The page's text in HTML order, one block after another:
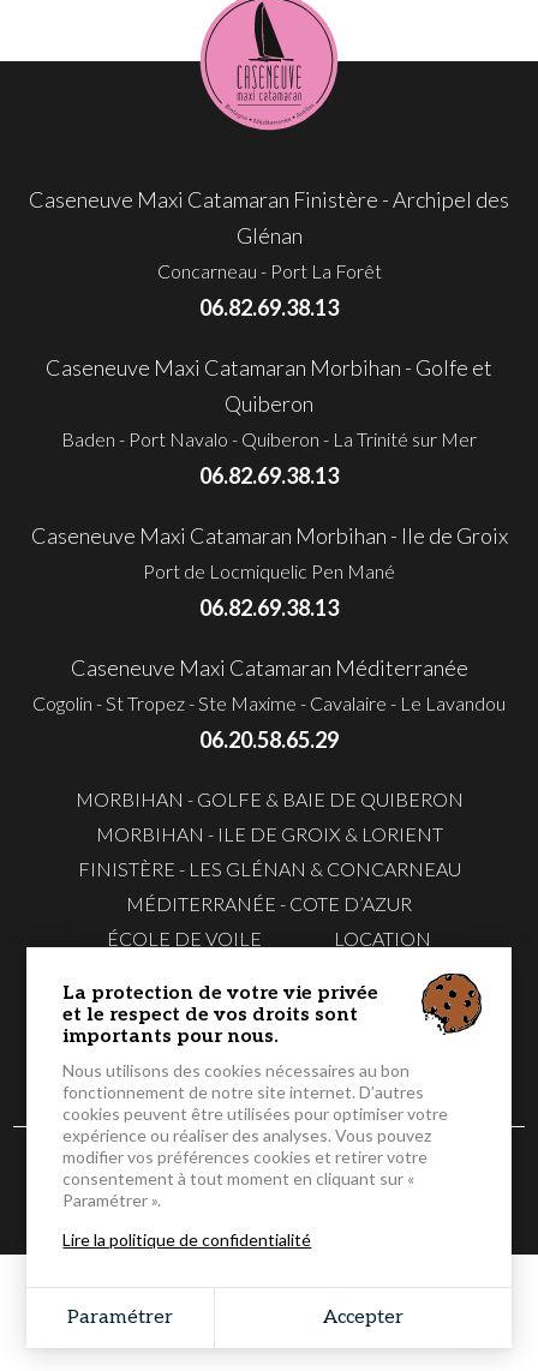
Caseneuve Maxi Catamaran Finistère - Archipel des
Glénan
Concarneau - Port La Forêt
06.82.69.38.13
Caseneuve Maxi Catamaran Morbihan - Golfe et
Quiberon
Baden - Port Navalo - Quiberon - La Trinité sur Mer
06.82.69.38.13
Caseneuve Maxi Catamaran Morbihan - Ile de Groix
Port de Locmiquelic Pen Mané
06.82.69.38.13
Caseneuve Maxi Catamaran Méditerranée
Cogolin - St Tropez - Ste Maxime - Cavalaire - Le Lavandou
06.20.58.65.29
MORBIHAN - GOLFE & BAIE DE QUIBERON
MORBIHAN - ILE DE GROIX & LORIENT
FINISTÈRE - LES GLÉNAN & CONCARNEAU
MÉDITERRANÉE - COTE D’AZUR
ÉCOLE DE VOILE
LOCATION
TÉLÉCHARGER NOS FLYERS
CONTACTEZ-
NOUS
RÉSERVER EN
© 2026 Caseneuve Maxi Catamaran - Tous droits réservés -
Mentions légales -CGV-Gestion des cookies
La protection de votre vie privée
et le respect de vos droits sont
importants pour nous.
Nous utilisons des cookies nécessaires au bon
fonctionnement de notre site internet. D’autres
cookies peuvent être utilisées pour optimiser votre
expérience ou réaliser des analyses. Vous pouvez
modifier vos préférences cookies et retirer votre
consentement à tout moment en cliquant sur «
Paramétrer ».
Lire la politique de confidentialité
Paramétrer Accepter